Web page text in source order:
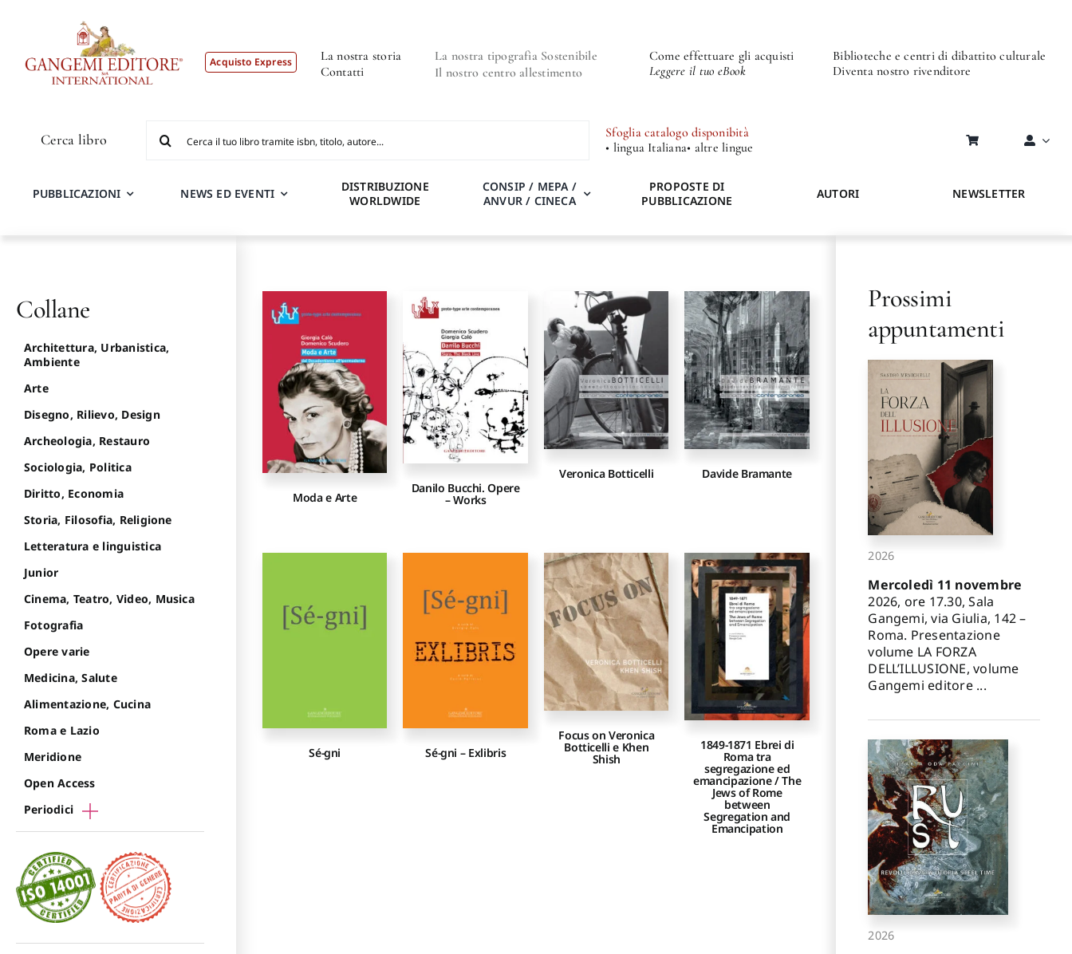
Acquisto Express
La nostra storia
Contatti
La nostra tipografia Sostenibile
Il nostro centro allestimento
Come effettuare gli acquisti
Leggere il tuo eBook
Biblioteche e centri di dibattito culturale
Diventa nostro rivenditore
Cerca libro
per:
Sfoglia catalogo disponibità
• lingua Italiana• altre lingue
PUBBLICAZIONI NEWS ED EVENTI
DISTRIBUZIONE
WORLDWIDE
CONSIP / MEPA /
ANVUR / CINECA
PROPOSTE DI
PUBBLICAZIONE
AUTORI NEWSLETTER
Moda e Arte
Danilo Bucchi. Opere
– Works
Veronica Botticelli Davide Bramante
Sé-gni Sé-gni – Exlibris
Focus on Veronica
Botticelli e Khen
Shish
1849-1871 Ebrei di
Roma tra
segregazione ed
emancipazione / The
Jews of Rome
between
Segregation and
Emancipation
Collane
Architettura, Urbanistica,
Ambiente
Arte
Disegno, Rilievo, Design
Archeologia, Restauro
Sociologia, Politica
Diritto, Economia
Storia, Filosofia, Religione
Letteratura e linguistica
Junior
Cinema, Teatro, Video, Musica
Fotografia
Opere varie
Medicina, Salute
Alimentazione, Cucina
Roma e Lazio
Meridione
Open Access
Periodici
Prossimi
appuntamenti
2026
Mercoledì 11 novembre
2026, ore 17.30, Sala
Gangemi, via Giulia, 142 –
Roma. Presentazione
volume LA FORZA
DELL’ILLUSIONE, volume
Gangemi editore ...
2026